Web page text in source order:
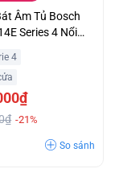
Âm Tủ Bosch
Series 4 Nổi
Đãi Không
4
-21%
So sánh